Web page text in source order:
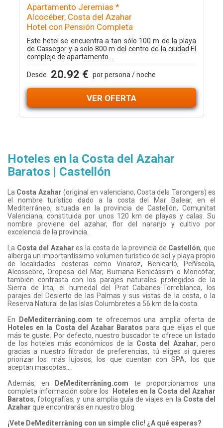
Apartamento Jeremias *
Alcocéber, Costa del Azahar
Hotel con Pensión Completa
Este hotel se encuentra a tan sólo 100 m de la playa
de Cassegor y a solo 800 m del centro de la ciudad.El
complejo de apartamento...
Desde 20.92 € por persona / noche
VER OFERTA
Hoteles en la Costa del Azahar
Baratos | Castellón
La Costa Azahar (original en valenciano, Costa dels Tarongers) es
el nombre turístico dado a la costa del Mar Balear, en el
Mediterráneo, situada en la provincia de Castellón, Comunitat
Valenciana, constituida por unos 120 km de playas y calas. Su
nombre proviene del azahar, flor del naranjo y cultivo por
excelencia de la provincia.
La Costa del Azahar es la costa de la provincia de Castellón, que
alberga un importantíssimo volumen turístico de sol y playa propio
de localidades costeras como Vinaroz, Benicarló, Peñíscola,
Alcossebre, Oropesa del Mar, Burriana Benicàssim o Moncófar,
también contrasta con los parajes naturales protegidos de la
Sierra de Irta, el humedal del Prat Cabanes-Torreblanca, los
parajes del Desierto de las Palmas y sus vistas de la costa, o la
Reserva Natural de las Islas Columbretes a 56 km de la costa.
En
DeMediterràning.com te ofrecemos una amplia oferta de
Hoteles en la Costa del Azahar Baratos para que elijas el que
más te guste. Por defecto, nuestro buscador te ofrece un listado
de los hoteles más económicos de la Costa del Azahar, pero
gracias a nuestro filtrador de preferencias, tú eliges si quieres
priorizar los más lujosos, los que cuentan con SPA, los que
aceptan mascotas...
Además, en
DeMediterràning.com te proporcionamos una
completa información sobre los
Hoteles en la Costa del Azahar
Baratos, fotografías, y una amplia guía de viajes en la Costa del
Azahar que encontrarás en nuestro blog.
¡Vete DeMediterràning con un simple clic! ¿A qué esperas?